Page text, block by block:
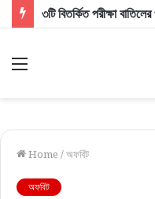
Menu
Home /অফবিট
অফবিট